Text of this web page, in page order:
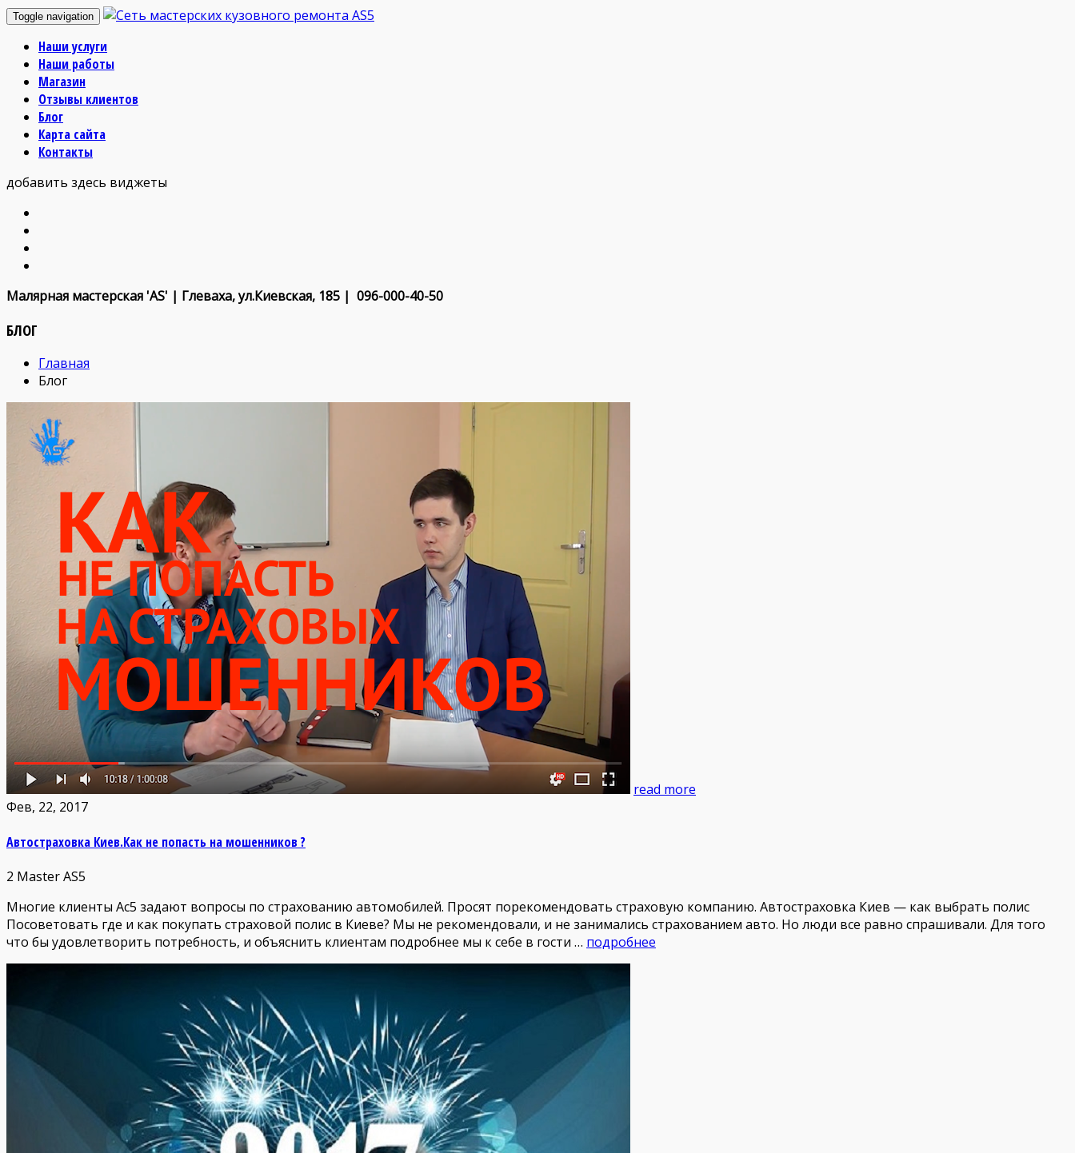
Toggle navigation
Наши услуги
Наши работы
Магазин
Отзывы клиентов
Блог
Карта сайта
Контакты
добавить здесь виджеты
Малярная мастерская 'AS' | Глеваха, ул.Киевская, 185 | 096-000-40-50
БЛОГ
Главная
Блог
read more
Фев, 22, 2017
Автостраховка Киев.Как не попасть на мошенников ?
2 Master AS5
Многие клиенты Ас5 задают вопросы по страхованию автомобилей. Просят порекомендовать страховую компанию. Автостраховка Киев — как выбрать полис
Посоветовать где и как покупать страховой полис в Киеве? Мы не рекомендовали, и не занимались страхованием авто. Но люди все равно спрашивали. Для того
что бы удовлетворить потребность, и объяснить клиентам подробнее мы к себе в гости … подробнее